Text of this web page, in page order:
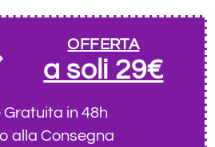
OFFERTA
a soli 29€
Gratuita in 48h
alla Consegna